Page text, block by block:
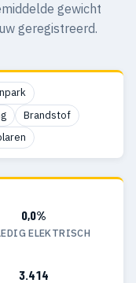
gewicht
geregistreerd.
Brandstof
0,0%
ELEKTRISCH
3.414